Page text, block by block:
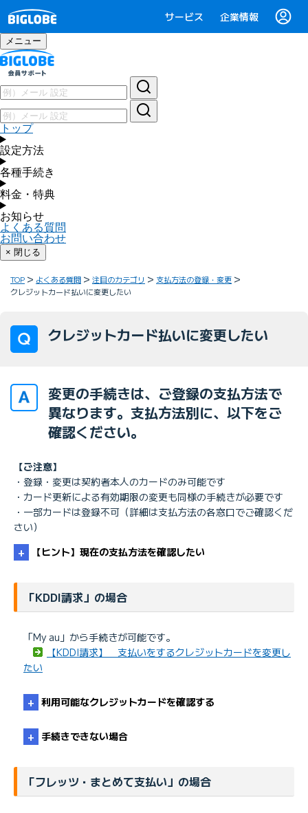
サービス 企業情報
メニュー
トップ
設定方法
各種手続き
料金・特典
お知らせ
よくある質問
お問い合わせ
× 閉じる
TOP よくある質問 注目のカテゴリ
支払方法の登録・変更
クレジットカード払いに変更したい
クレジットカード払いに変更したい
変更の手続きは、ご登録の支払方法で
異なります。支払方法別に、以下をご
確認ください。
【ご注意】
・登録・変更は契約者本人のカードのみ可能です
・カード更新による有効期限の変更も同様の手続きが必要です
・一部カードは登録不可（詳細は支払方法の各窓口でご確認くだ
さい）
【ヒント】現在の支払方法を確認したい
支払方法を確認したい
「KDDI請求」の場合
「My au」から手続きが可能です。
【KDDI請求】 支払いをするクレジットカードを変更し
たい
利用可能なクレジットカードを確認する
【KDDI請求】 利用できるクレジットカードを知りたい
手続きできない場合
KDDIお客さまセンター
「フレッツ・まとめて支払い」の場合